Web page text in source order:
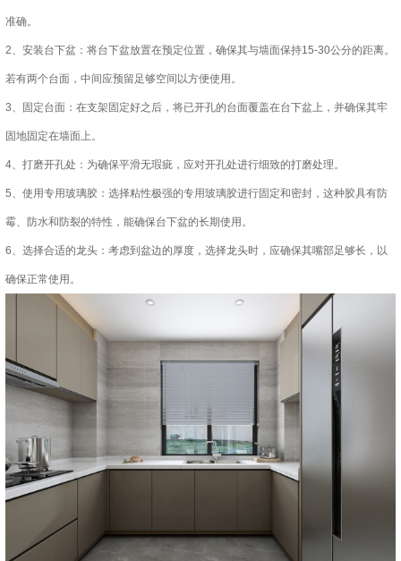
准确。
2、安装台下盆：将台下盆放置在预定位置，确保其与墙面保持15-30公分的距离。
若有两个台面，中间应预留足够空间以方便使用。
3、固定台面：在支架固定好之后，将已开孔的台面覆盖在台下盆上，并确保其牢
固地固定在墙面上。
4、打磨开孔处：为确保平滑无瑕疵，应对开孔处进行细致的打磨处理。
5、使用专用玻璃胶：选择粘性极强的专用玻璃胶进行固定和密封，这种胶具有防
霉、防水和防裂的特性，能确保台下盆的长期使用。
6、选择合适的龙头：考虑到盆边的厚度，选择龙头时，应确保其嘴部足够长，以
确保正常使用。